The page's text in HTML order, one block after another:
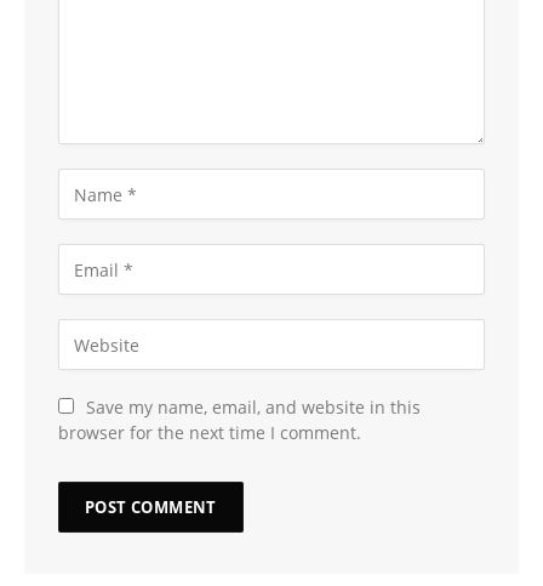
Save my name, email, and website in this
browser for the next time I comment.